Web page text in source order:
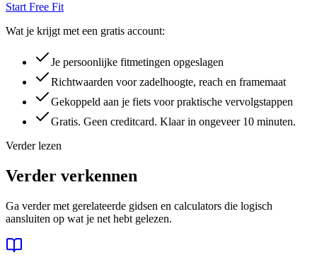
Start Free Fit
Wat je krijgt met een gratis account:
Je persoonlijke fitmetingen opgeslagen
Richtwaarden voor zadelhoogte, reach en framemaat
Gekoppeld aan je fiets voor praktische vervolgstappen
Gratis. Geen creditcard. Klaar in ongeveer 10 minuten.
Verder lezen
Verder verkennen
Ga verder met gerelateerde gidsen en calculators die logisch
aansluiten op wat je net hebt gelezen.